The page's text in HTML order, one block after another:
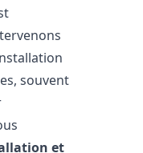
souvent
et